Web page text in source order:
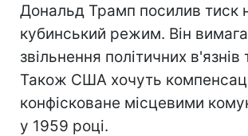
Дональд Трамп посилив тиск
кубинський режим. Він
звільнення політичних
Також США хочуть
конфісковане місцевими
у 1959 році.